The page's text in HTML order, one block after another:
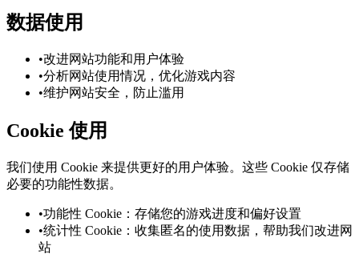
数据使用
•改进网站功能和用户体验
•分析网站使用情况，优化游戏内容
•维护网站安全，防止滥用
Cookie 使用
我们使用 Cookie 来提供更好的用户体验。这些 Cookie 仅存储
必要的功能性数据。
•功能性 Cookie：存储您的游戏进度和偏好设置
•统计性 Cookie：收集匿名的使用数据，帮助我们改进网
站